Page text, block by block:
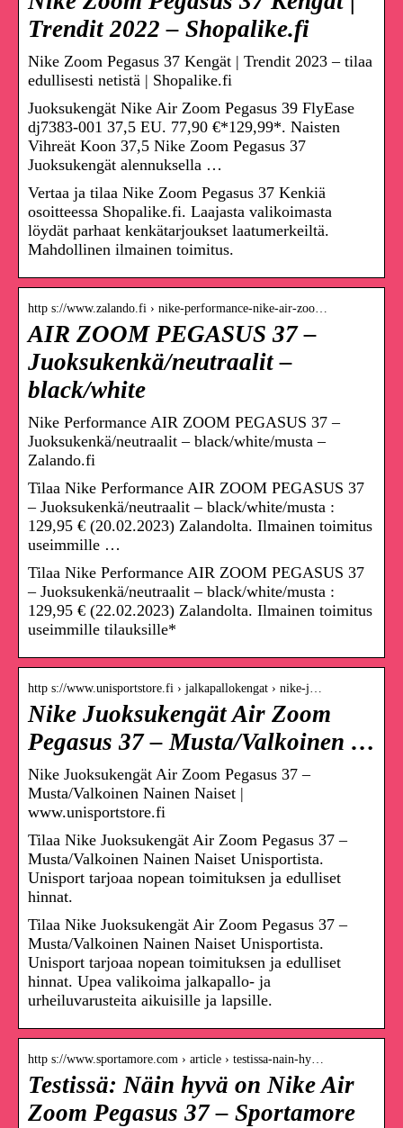
Trendit 2022 – Shopalike.fi
Nike Zoom Pegasus 37 Kengät | Trendit 2023 – tilaa
edullisesti netistä | Shopalike.fi
Juoksukengät Nike Air Zoom Pegasus 39 FlyEase
dj7383-001 37,5 EU. 77,90 €*129,99*. Naisten
Vihreät Koon 37,5 Nike Zoom Pegasus 37
Juoksukengät alennuksella …
Vertaa ja tilaa Nike Zoom Pegasus 37 Kenkiä
osoitteessa Shopalike.fi. Laajasta valikoimasta
löydät parhaat kenkätarjoukset laatumerkeiltä.
Mahdollinen ilmainen toimitus.
http s://www.zalando.fi › nike-performance-nike-air-zoo…
AIR ZOOM PEGASUS 37 –
Juoksukenkä/neutraalit –
black/white
Nike Performance AIR ZOOM PEGASUS 37 –
Juoksukenkä/neutraalit – black/white/musta –
Zalando.fi
Tilaa Nike Performance AIR ZOOM PEGASUS 37
– Juoksukenkä/neutraalit – black/white/musta :
129,95 € (20.02.2023) Zalandolta. Ilmainen toimitus
useimmille …
Tilaa Nike Performance AIR ZOOM PEGASUS 37
– Juoksukenkä/neutraalit – black/white/musta :
129,95 € (22.02.2023) Zalandolta. Ilmainen toimitus
useimmille tilauksille*
http s://www.unisportstore.fi › jalkapallokengat › nike-j…
Nike Juoksukengät Air Zoom
Pegasus 37 – Musta/Valkoinen …
Nike Juoksukengät Air Zoom Pegasus 37 –
Musta/Valkoinen Nainen Naiset |
www.unisportstore.fi
Tilaa Nike Juoksukengät Air Zoom Pegasus 37 –
Musta/Valkoinen Nainen Naiset Unisportista.
Unisport tarjoaa nopean toimituksen ja edulliset
hinnat.
Tilaa Nike Juoksukengät Air Zoom Pegasus 37 –
Musta/Valkoinen Nainen Naiset Unisportista.
Unisport tarjoaa nopean toimituksen ja edulliset
hinnat. Upea valikoima jalkapallo- ja
urheiluvarusteita aikuisille ja lapsille.
http s://www.sportamore.com › article › testissa-nain-hy…
Testissä: Näin hyvä on Nike Air
Zoom Pegasus 37 – Sportamore